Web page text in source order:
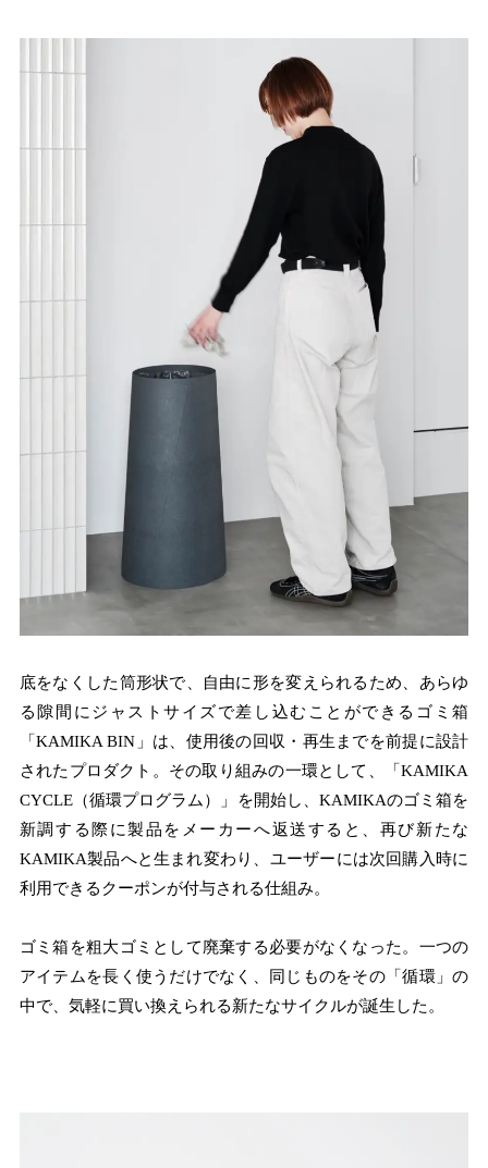
底をなくした筒形状で、自由に形を変えられるため、あらゆ
る隙間にジャストサイズで差し込むことができるゴミ箱
「KAMIKA BIN」は、使用後の回収・再生までを前提に設計
されたプロダクト。その取り組みの一環として、「KAMIKA
CYCLE（循環プログラム）」を開始し、KAMIKAのゴミ箱を
新調する際に製品をメーカーへ返送すると、再び新たな
KAMIKA製品へと生まれ変わり、ユーザーには次回購入時に
利用できるクーポンが付与される仕組み。
ゴミ箱を粗大ゴミとして廃棄する必要がなくなった。一つの
アイテムを長く使うだけでなく、同じものをその「循環」の
中で、気軽に買い換えられる新たなサイクルが誕生した。